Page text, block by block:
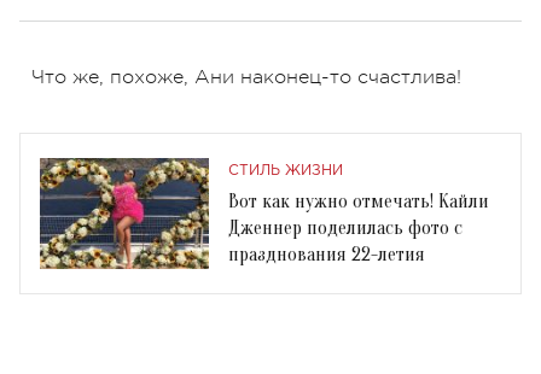
Что же, похоже, Ани наконец-то счастлива!
СТИЛЬ ЖИЗНИ
Вот как нужно отмечать! Кайли
Дженнер поделилась фото с
празднования 22-летия